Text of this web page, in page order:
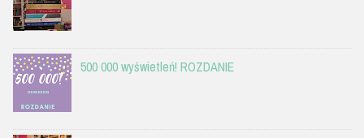
500 000 wyświetleń! ROZDANIE